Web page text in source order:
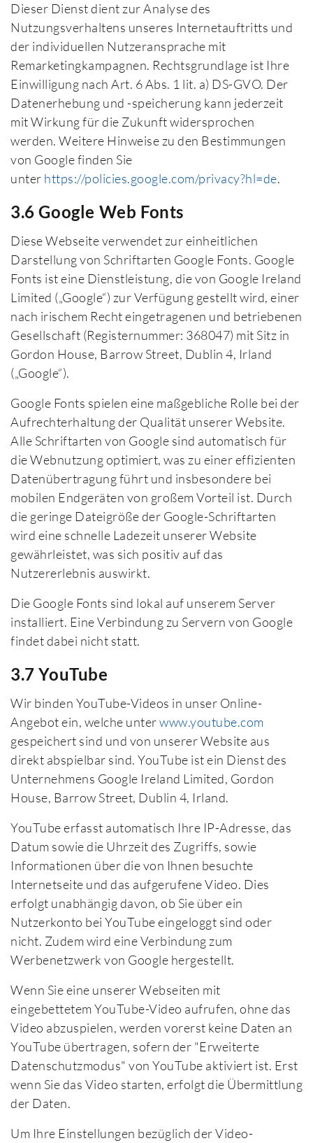
Dieser Dienst dient zur Analyse des
Nutzungsverhaltens unseres Internetauftritts und
der individuellen Nutzeransprache mit
Remarketingkampagnen. Rechtsgrundlage ist Ihre
Einwilligung nach Art. 6 Abs. 1 lit. a) DS-GVO. Der
Datenerhebung und -speicherung kann jederzeit
mit Wirkung für die Zukunft widersprochen
werden. Weitere Hinweise zu den Bestimmungen
von Google finden Sie
unter https://policies.google.com/privacy?hl=de.
3.6 Google Web Fonts
Diese Webseite verwendet zur einheitlichen
Darstellung von Schriftarten Google Fonts. Google
Fonts ist eine Dienstleistung, die von Google Ireland
Limited („Google“) zur Verfügung gestellt wird, einer
nach irischem Recht eingetragenen und betriebenen
Gesellschaft (Registernummer: 368047) mit Sitz in
Gordon House, Barrow Street, Dublin 4, Irland
(„Google“).
Google Fonts spielen eine maßgebliche Rolle bei der
Aufrechterhaltung der Qualität unserer Website.
Alle Schriftarten von Google sind automatisch für
die Webnutzung optimiert, was zu einer effizienten
Datenübertragung führt und insbesondere bei
mobilen Endgeräten von großem Vorteil ist. Durch
die geringe Dateigröße der Google-Schriftarten
wird eine schnelle Ladezeit unserer Website
gewährleistet, was sich positiv auf das
Nutzererlebnis auswirkt.
Die Google Fonts sind lokal auf unserem Server
installiert. Eine Verbindung zu Servern von Google
findet dabei nicht statt.
3.7 YouTube
Wir binden YouTube-Videos in unser Online-
Angebot ein, welche unterwww.youtube.com
gespeichert sind und von unserer Website aus
direkt abspielbar sind. YouTube ist ein Dienst des
Unternehmens Google Ireland Limited, Gordon
House, Barrow Street, Dublin 4, Irland.
YouTube erfasst automatisch Ihre IP-Adresse, das
Datum sowie die Uhrzeit des Zugriffs, sowie
Informationen über die von Ihnen besuchte
Internetseite und das aufgerufene Video. Dies
erfolgt unabhängig davon, ob Sie über ein
Nutzerkonto bei YouTube eingeloggt sind oder
nicht. Zudem wird eine Verbindung zum
Werbenetzwerk von Google hergestellt.
Wenn Sie eine unserer Webseiten mit
eingebettetem YouTube-Video aufrufen, ohne das
Video abzuspielen, werden vorerst keine Daten an
YouTube übertragen, sofern der "Erweiterte
Datenschutzmodus" von YouTube aktiviert ist. Erst
wenn Sie das Video starten, erfolgt die Übermittlung
der Daten.
Um Ihre Einstellungen bezüglich der Video-